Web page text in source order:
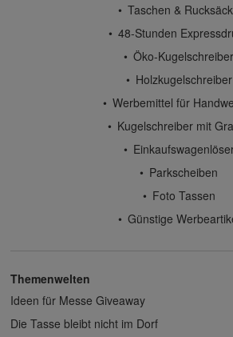
Taschen &
48-Stunden
Öko-Kugelschreiber
Holzkugelschreiber
Werbemittel für
Kugelschreiber mit
Parkscheiben
Foto Tassen
Günstige
Themenwelten
Ideen für Messe Giveaway
Die Tasse bleibt nicht im Dorf